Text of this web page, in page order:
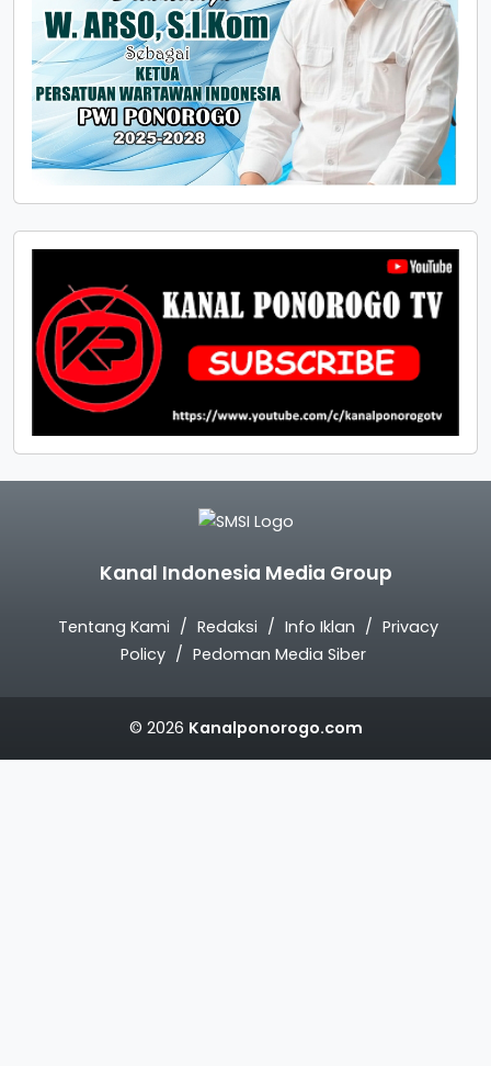
Kanal Indonesia Media Group
Tentang Kami Redaksi Info Iklan
Privacy
Policy
Pedoman Media Siber
© 2026 Kanalponorogo.com